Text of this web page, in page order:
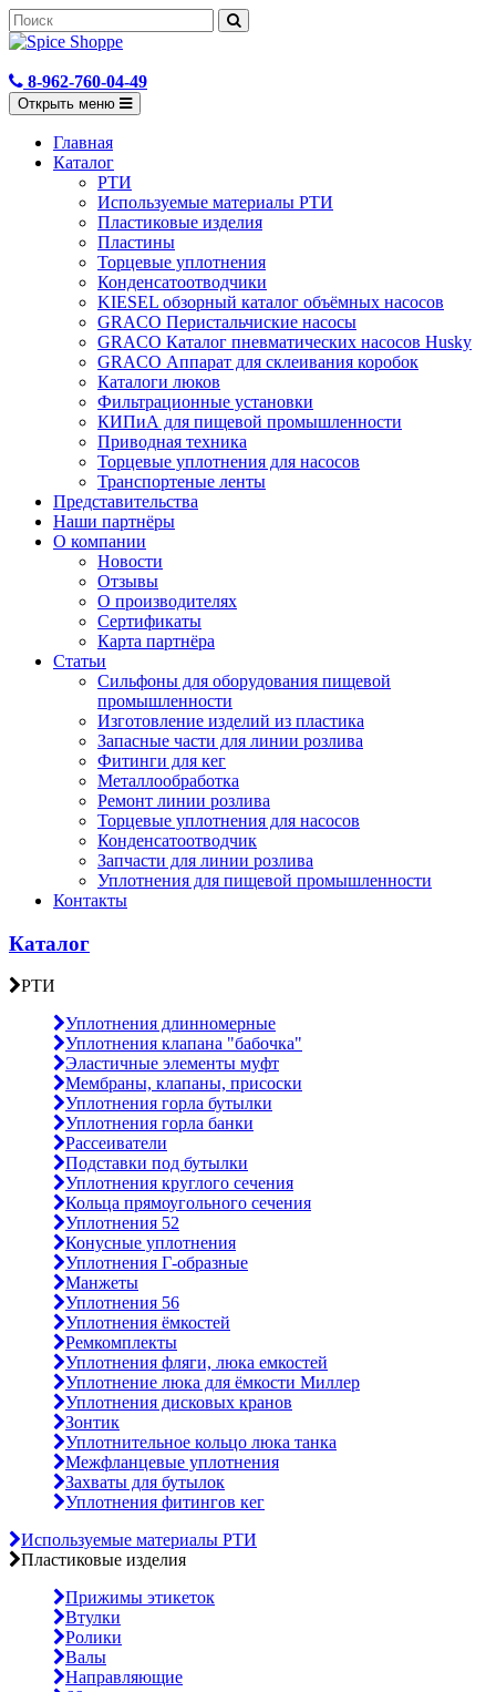
8-962-760-04-49
Открыть меню
Главная
Каталог
РТИ
Используемые материалы РТИ
Пластиковые изделия
Пластины
Торцевые уплотнения
Конденсатоотводчики
KIESEL обзорный каталог объёмных насосов
GRACO Перистальчиские насосы
GRACO Каталог пневматических насосов Husky
GRACO Аппарат для склеивания коробок
Каталоги люков
Фильтрационные установки
КИПиА для пищевой промышленности
Приводная техника
Торцевые уплотнения для насосов
Транспортеные ленты
Представительства
Наши партнёры
О компании
Новости
Отзывы
О производителях
Сертификаты
Карта партнёра
Статьи
Сильфоны для оборудования пищевой
промышленности
Изготовление изделий из пластика
Запасные части для линии розлива
Фитинги для кег
Металлообработка
Ремонт линии розлива
Торцевые уплотнения для насосов
Конденсатоотводчик
Запчасти для линии розлива
Уплотнения для пищевой промышленности
Контакты
Каталог
РТИ
Уплотнения длинномерные
Уплотнения клапана "бабочка"
Эластичные элементы муфт
Мембраны, клапаны, присоски
Уплотнения горла бутылки
Уплотнения горла банки
Рассеиватели
Подставки под бутылки
Уплотнения круглого сечения
Кольца прямоугольного сечения
Уплотнения 52
Конусные уплотнения
Уплотнения Г-образные
Манжеты
Уплотнения 56
Уплотнения ёмкостей
Ремкомплекты
Уплотнения фляги, люка емкостей
Уплотнение люка для ёмкости Миллер
Уплотнения дисковых кранов
Зонтик
Уплотнительное кольцо люка танка
Межфланцевые уплотнения
Захваты для бутылок
Уплотнения фитингов кег
Используемые материалы РТИ
Пластиковые изделия
Прижимы этикеток
Втулки
Ролики
Валы
Направляющие